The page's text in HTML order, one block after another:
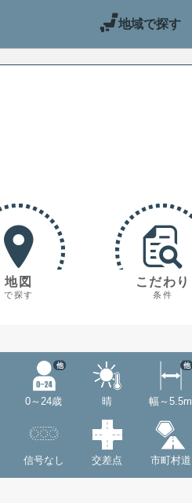
地域で探す
地図
で探す
こだわり
条件
0～24歳
他
晴 幅～5.5m
他
信号なし 交差点 市町村道